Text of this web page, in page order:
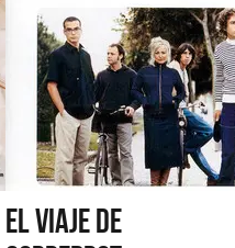
EL VIAJE DE